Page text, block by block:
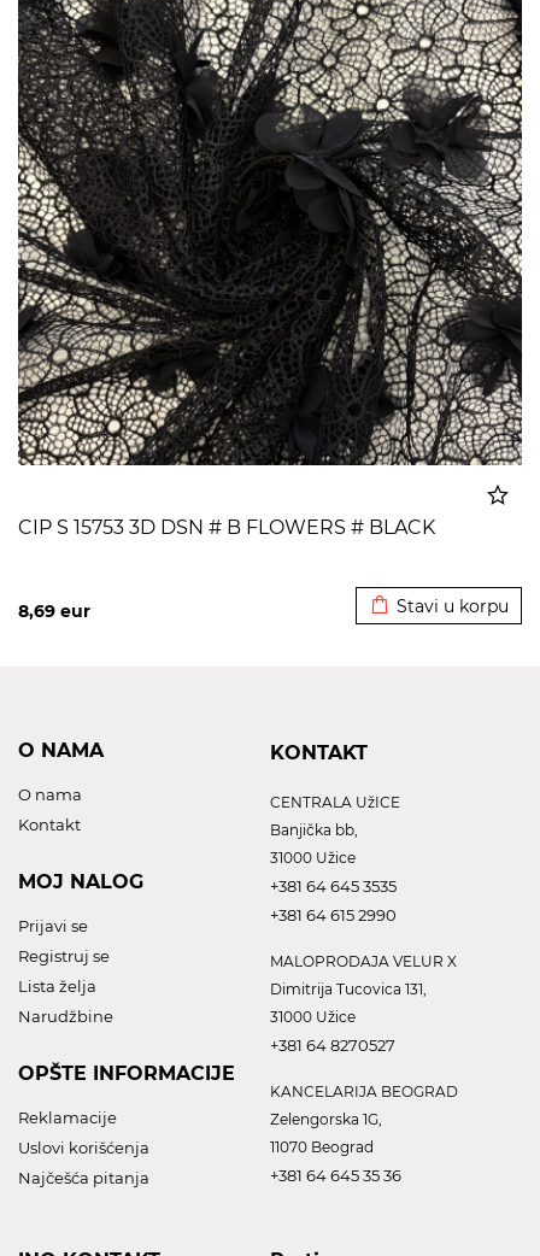
CIP S 15753 3D DSN # B FLOWERS # BLACK
8,69 eur Stavi u korpu
O NAMA
O nama
Kontakt
MOJ NALOG
Prijavi se
Registruj se
Lista želja
Narudžbine
OPŠTE INFORMACIJE
Reklamacije
Uslovi korišćenja
Najčešća pitanja
KONTAKT
CENTRALA UžICE
Banjička bb,
31000 Užice
+381 64 645 3535
+381 64 615 2990
MALOPRODAJA VELUR X
Dimitrija Tucovica 131,
31000 Užice
+381 64 8270527
KANCELARIJA BEOGRAD
Zelengorska 1G,
11070 Beograd
+381 64 645 35 36